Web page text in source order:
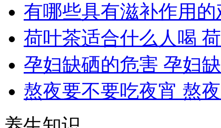
有哪些具有滋补作用的
荷叶茶适合什么人喝
孕妇缺硒的危害 孕妇
熬夜要不要吃夜宵 熬